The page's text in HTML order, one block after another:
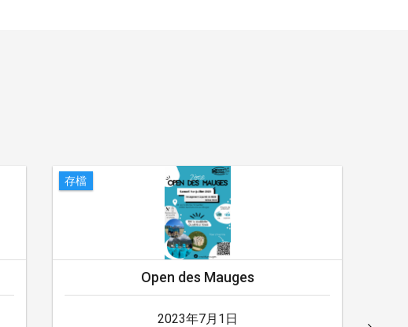
存檔
Open des Mauges
2023年7月1日